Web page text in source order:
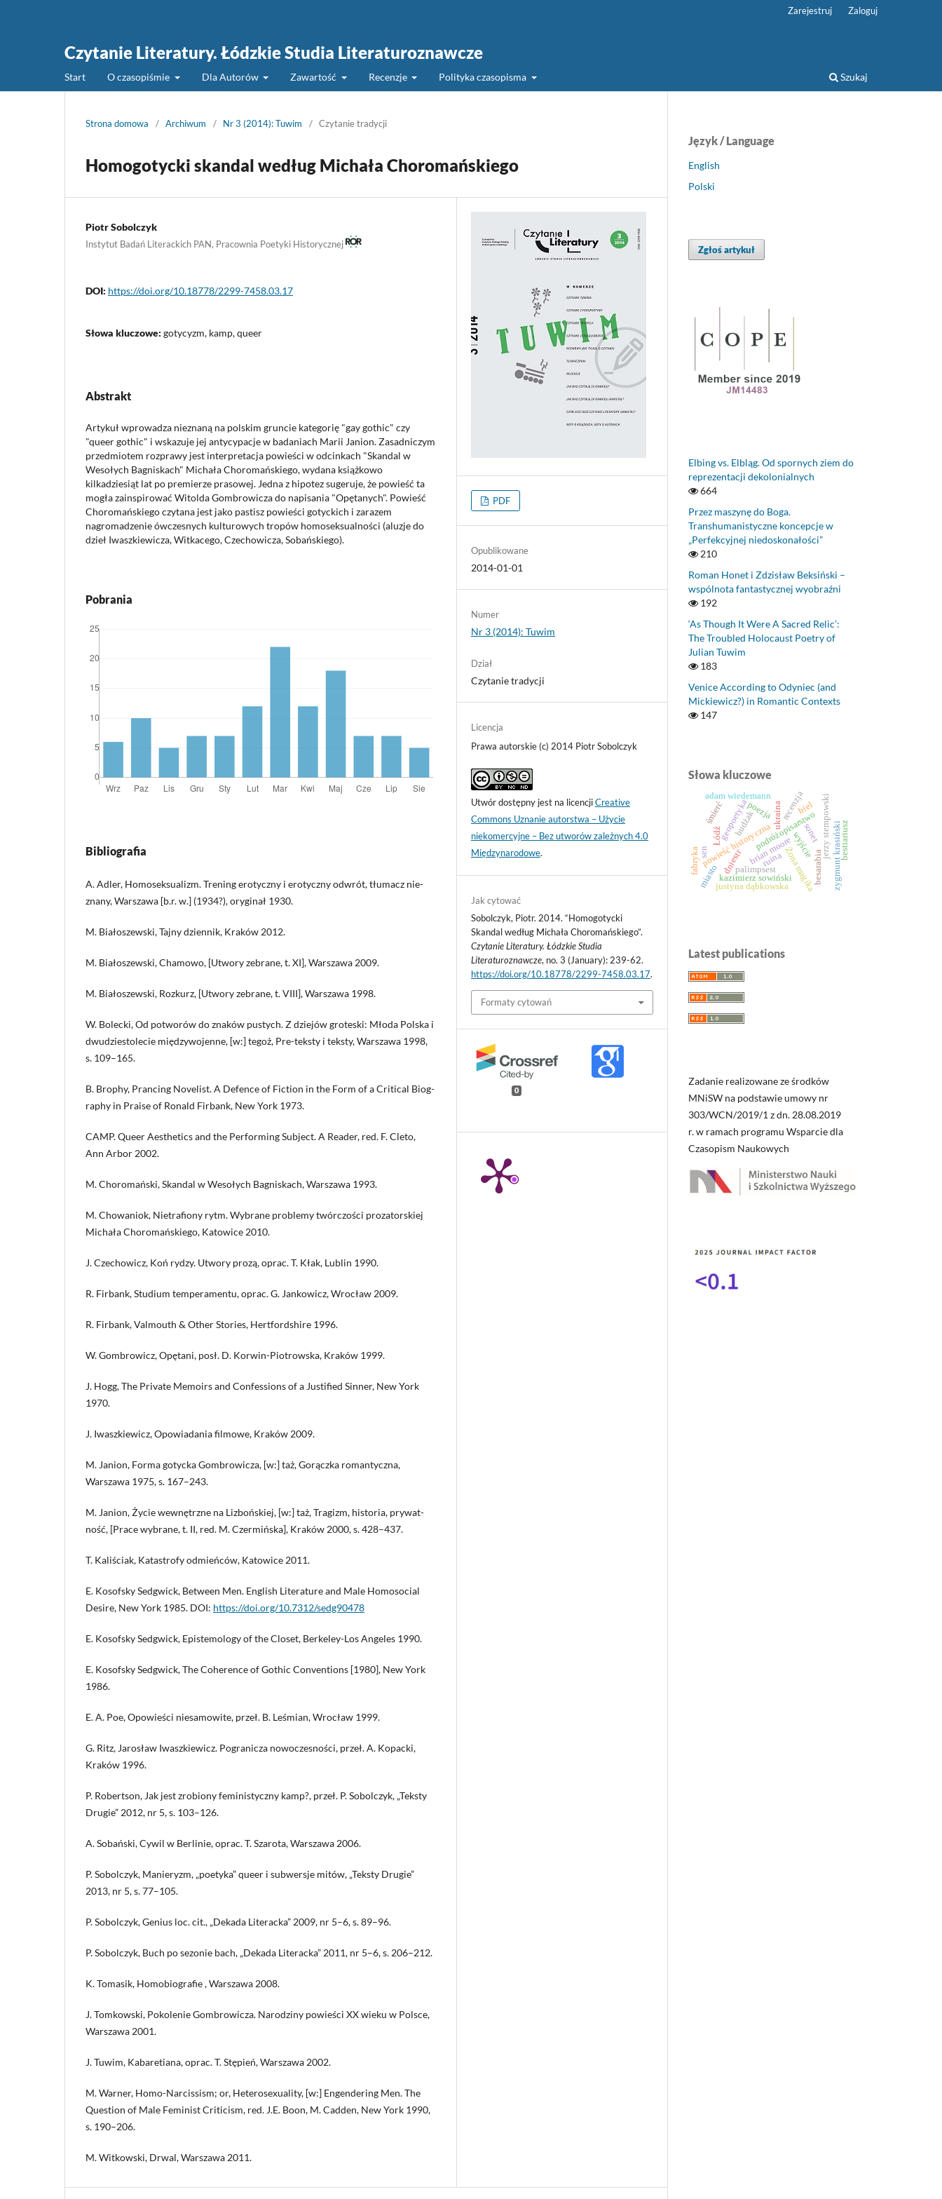
Czytanie Literatury. Łódzkie Studia Literaturoznawcze
Start O czasopiśmie Dla Autorów Zawartość Recenzje Polityka czasopisma Szukaj
Zarejestruj Zaloguj
Strona domowa / Archiwum / Nr 3 (2014): Tuwim / Czytanie tradycji
Homogotycki skandal według Michała Choromańskiego
Piotr Sobolczyk
Instytut Badań Literackich PAN, Pracownia Poetyki Historycznej
DOI: https://doi.org/10.18778/2299-7458.03.17
Słowa kluczowe: gotycyzm, kamp, queer
Abstrakt
Artykuł wprowadza nieznaną na polskim gruncie kategorię "gay gothic" czy
"queer gothic" i wskazuje jej antycypacje w badaniach Marii Janion. Zasadniczym
przedmiotem rozprawy jest interpretacja powieści w odcinkach "Skandal w
Wesołych Bagniskach" Michała Choromańskiego, wydana książkowo
kilkadziesiąt lat po premierze prasowej. Jedna z hipotez sugeruje, że powieść ta
mogła zainspirować Witolda Gombrowicza do napisania "Opętanych". Powieść
Choromańskiego czytana jest jako pastisz powieści gotyckich i zarazem
nagromadzenie ówczesnych kulturowych tropów homoseksualności (aluzje do
dzieł Iwaszkiewicza, Witkacego, Czechowicza, Sobańskiego).
Pobrania
Bibliografia
A. Adler, Homoseksualizm. Trening erotyczny i erotyczny odwrót, tłumacz nie-
znany, Warszawa [b.r. w.] (1934?), oryginał 1930.
M. Białoszewski, Tajny dziennik, Kraków 2012.
M. Białoszewski, Chamowo, [Utwory zebrane, t. XI], Warszawa 2009.
M. Białoszewski, Rozkurz, [Utwory zebrane, t. VIII], Warszawa 1998.
W. Bolecki, Od potworów do znaków pustych. Z dziejów groteski: Młoda Polska i
dwudziestolecie międzywojenne, [w:] tegoż, Pre-teksty i teksty, Warszawa 1998,
s. 109–165.
B. Brophy, Prancing Novelist. A Defence of Fiction in the Form of a Critical Biog-
raphy in Praise of Ronald Firbank, New York 1973.
CAMP. Queer Aesthetics and the Performing Subject. A Reader, red. F. Cleto,
Ann Arbor 2002.
M. Choromański, Skandal w Wesołych Bagniskach, Warszawa 1993.
M. Chowaniok, Nietrafiony rytm. Wybrane problemy twórczości prozatorskiej
Michała Choromańskiego, Katowice 2010.
J. Czechowicz, Koń rydzy. Utwory prozą, oprac. T. Kłak, Lublin 1990.
R. Firbank, Studium temperamentu, oprac. G. Jankowicz, Wrocław 2009.
R. Firbank, Valmouth & Other Stories, Hertfordshire 1996.
W. Gombrowicz, Opętani, posł. D. Korwin-Piotrowska, Kraków 1999.
J. Hogg, The Private Memoirs and Confessions of a Justified Sinner, New York
1970.
J. Iwaszkiewicz, Opowiadania filmowe, Kraków 2009.
M. Janion, Forma gotycka Gombrowicza, [w:] taż, Gorączka romantyczna,
Warszawa 1975, s. 167–243.
M. Janion, Życie wewnętrzne na Lizbońskiej, [w:] taż, Tragizm, historia, prywat-
ność, [Prace wybrane, t. II, red. M. Czermińska], Kraków 2000, s. 428–437.
T. Kaliściak, Katastrofy odmieńców, Katowice 2011.
E. Kosofsky Sedgwick, Between Men. English Literature and Male Homosocial
Desire, New York 1985. DOI: https://doi.org/10.7312/sedg90478
E. Kosofsky Sedgwick, Epistemology of the Closet, Berkeley-Los Angeles 1990.
E. Kosofsky Sedgwick, The Coherence of Gothic Conventions [1980], New York
1986.
E. A. Poe, Opowieści niesamowite, przeł. B. Leśmian, Wrocław 1999.
G. Ritz, Jarosław Iwaszkiewicz. Pogranicza nowoczesności, przeł. A. Kopacki,
Kraków 1996.
P. Robertson, Jak jest zrobiony feministyczny kamp?, przeł. P. Sobolczyk, „Teksty
Drugie” 2012, nr 5, s. 103–126.
A. Sobański, Cywil w Berlinie, oprac. T. Szarota, Warszawa 2006.
P. Sobolczyk, Manieryzm, „poetyka” queer i subwersje mitów, „Teksty Drugie”
2013, nr 5, s. 77–105.
P. Sobolczyk, Genius loc. cit., „Dekada Literacka” 2009, nr 5–6, s. 89–96.
P. Sobolczyk, Buch po sezonie bach, „Dekada Literacka” 2011, nr 5–6, s. 206–212.
K. Tomasik, Homobiografie , Warszawa 2008.
J. Tomkowski, Pokolenie Gombrowicza. Narodziny powieści XX wieku w Polsce,
Warszawa 2001.
J. Tuwim, Kabaretiana, oprac. T. Stępień, Warszawa 2002.
M. Warner, Homo-Narcissism; or, Heterosexuality, [w:] Engendering Men. The
Question of Male Feminist Criticism, red. J.E. Boon, M. Cadden, New York 1990,
s. 190–206.
M. Witkowski, Drwal, Warszawa 2011.
PDF
Opublikowane
2014-01-01
Numer
Nr 3 (2014): Tuwim
Dział
Czytanie tradycji
Licencja
Prawa autorskie (c) 2014 Piotr Sobolczyk
Utwór dostępny jest na licencjiCreative
Commons Uznanie autorstwa – Użycie
niekomercyjne – Bez utworów zależnych 4.0
Międzynarodowe.
Jak cytować
Sobolczyk, Piotr. 2014. “Homogotycki
Skandal według Michała Choromańskiego”.
Czytanie Literatury. Łódzkie Studia
Literaturoznawcze, no. 3 (January): 239-62.
https://doi.org/10.18778/2299-7458.03.17.
Formaty cytowań
0
Język / Language
English
Polski
Zgłoś artykuł
Elbing vs. Elbląg. Od spornych ziem do
reprezentacji dekolonialnych
664
Przez maszynę do Boga.
Transhumanistyczne koncepcje w
„Perfekcyjnej niedoskonałości”
210
Roman Honet i Zdzisław Beksiński –
wspólnota fantastycznej wyobraźni
192
‘As Though It Were A Sacred Relic’:
The Troubled Holocaust Poetry of
Julian Tuwim
183
Venice According to Odyniec (and
Mickiewicz?) in Romantic Contexts
147
Słowa kluczowe
brian moore
powieść historyczna
Żona magika
podróżopisarstwo
geopoetyka
ruina
palimpsest besarabia
budżak
dniestr
ukraina jerzy stempowski
adam wiedemann
poezja
sonet
kazimierz sowiński
Łódź
miasto
fabryka
recenzja
justyna dąbkowska
biel
śmierć
wyjście
sen zygmunt krasińskibestiariusz
Latest publications
Zadanie realizowane ze środków
MNiSW na podstawie umowy nr
303/WCN/2019/1 z dn. 28.08.2019
r. w ramach programu Wsparcie dla
Czasopism Naukowych